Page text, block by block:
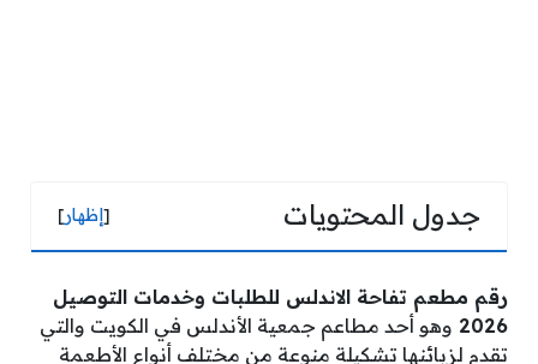
جدول المحتويات [إظهار]
رقم مطعم تفاحة الاندلس للطلبات وخدمات التوصيل
2026 وهو أحد مطاعم جمعية الأندلس في الكويت والتي
تقدم لزبائنها تشكيلة منوعة من مختلف أنواع الأطعمة